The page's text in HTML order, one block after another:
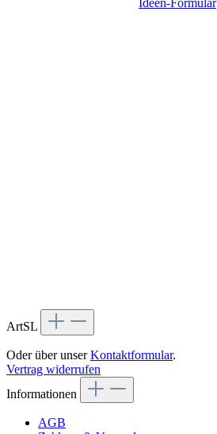
ArtSL
Oder über unserKontaktformular.
Vertrag widerrufen
Informationen
AGB